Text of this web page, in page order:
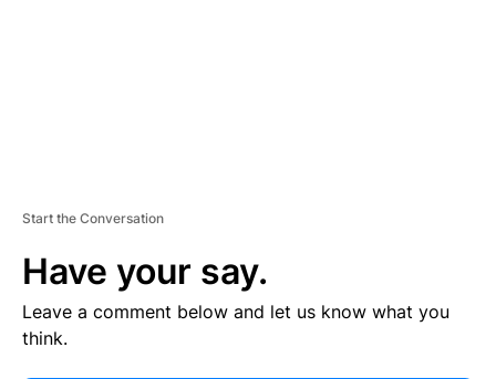
Start the Conversation
Have your say.
Leave a comment below and let us know what you
think.